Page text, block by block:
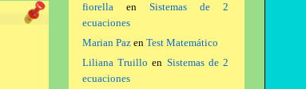
fiorellaen Sistemas de 2
ecuaciones
Marian Pazen Test Matemático
Liliana Truillo en Sistemas de 2
ecuaciones